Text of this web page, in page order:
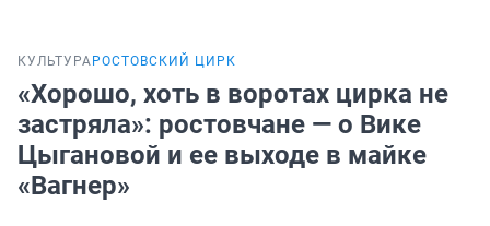
КУЛЬТУРА РОСТОВСКИЙ ЦИРК
«Хорошо, хоть в воротах цирка не
застряла»: ростовчане — о Вике
Цыгановой и ее выходе в майке
«Вагнер»